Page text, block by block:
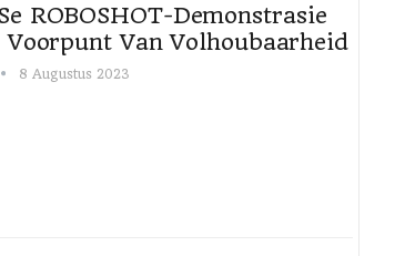
ROBOSHOT-Demonstrasie
Voorpunt Van Volhoubaarheid
8 Augustus 2023